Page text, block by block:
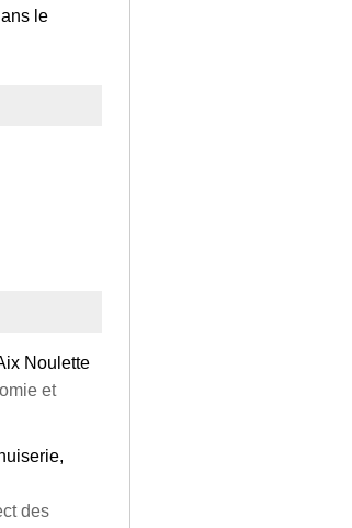
le
Noulette
et
des